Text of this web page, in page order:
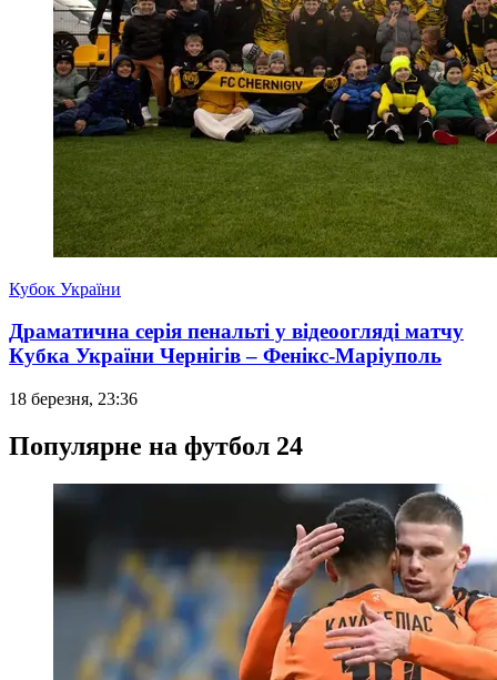
Кубок України
Драматична серія пенальті у відеоогляді матчу
Кубка України Чернігів – Фенікс-Маріуполь
18 березня, 23:36
Популярне на футбол 24